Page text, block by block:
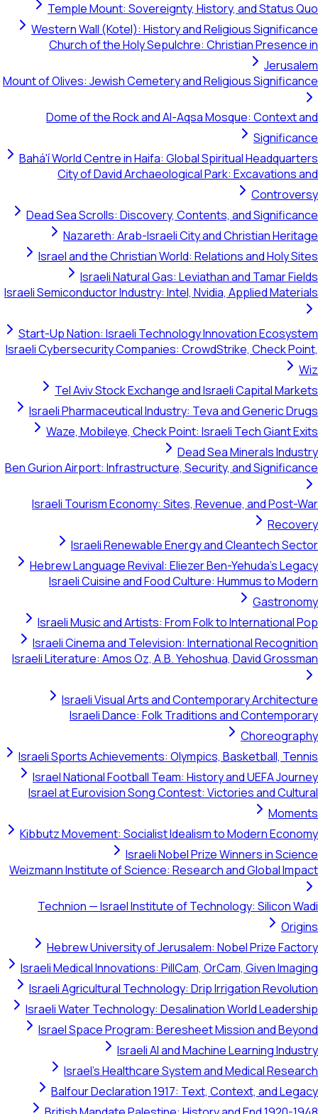
Temple Mount: Sovereignty, History, and Status Quo
Western Wall (Kotel): History and Religious Significance
Church of the Holy Sepulchre: Christian Presence in
Jerusalem
Mount of Olives: Jewish Cemetery and Religious Significance
Dome of the Rock and Al-Aqsa Mosque: Context and
Significance
Bahá'í World Centre in Haifa: Global Spiritual Headquarters
City of David Archaeological Park: Excavations and
Controversy
Dead Sea Scrolls: Discovery, Contents, and Significance
Nazareth: Arab-Israeli City and Christian Heritage
Israel and the Christian World: Relations and Holy Sites
Israeli Natural Gas: Leviathan and Tamar Fields
Israeli Semiconductor Industry: Intel, Nvidia, Applied Materials
Start-Up Nation: Israeli Technology Innovation Ecosystem
Israeli Cybersecurity Companies: CrowdStrike, Check Point,
Wiz
Tel Aviv Stock Exchange and Israeli Capital Markets
Israeli Pharmaceutical Industry: Teva and Generic Drugs
Waze, Mobileye, Check Point: Israeli Tech Giant Exits
Dead Sea Minerals Industry
Ben Gurion Airport: Infrastructure, Security, and Significance
Israeli Tourism Economy: Sites, Revenue, and Post-War
Recovery
Israeli Renewable Energy and Cleantech Sector
Hebrew Language Revival: Eliezer Ben-Yehuda's Legacy
Israeli Cuisine and Food Culture: Hummus to Modern
Gastronomy
Israeli Music and Artists: From Folk to International Pop
Israeli Cinema and Television: International Recognition
Israeli Literature: Amos Oz, A.B. Yehoshua, David Grossman
Israeli Visual Arts and Contemporary Architecture
Israeli Dance: Folk Traditions and Contemporary
Choreography
Israeli Sports Achievements: Olympics, Basketball, Tennis
Israel National Football Team: History and UEFA Journey
Israel at Eurovision Song Contest: Victories and Cultural
Moments
Kibbutz Movement: Socialist Idealism to Modern Economy
Israeli Nobel Prize Winners in Science
Weizmann Institute of Science: Research and Global Impact
Technion — Israel Institute of Technology: Silicon Wadi
Origins
Hebrew University of Jerusalem: Nobel Prize Factory
Israeli Medical Innovations: PillCam, OrCam, Given Imaging
Israeli Agricultural Technology: Drip Irrigation Revolution
Israeli Water Technology: Desalination World Leadership
Israel Space Program: Beresheet Mission and Beyond
Israeli AI and Machine Learning Industry
Israel's Healthcare System and Medical Research
Balfour Declaration 1917: Text, Context, and Legacy